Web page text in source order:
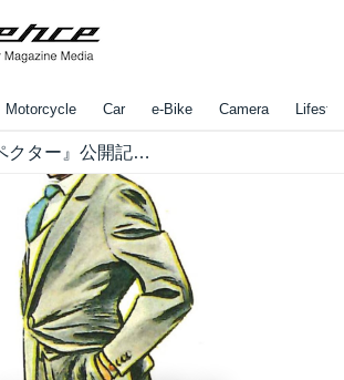
Motorcycle Car e-Bike Camera
『007 スペクター』公開記念「007」のジェームズ・ボンドと、国民的漫画「ゴルゴ13」のさいとう・たかをがコラボ！